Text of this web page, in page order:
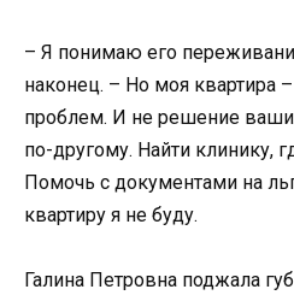
– Я понимаю его
наконец. – Но моя квартира
проблем. И не решение
по-другому. Найти клинику,
Помочь с документами на
квартиру я не буду.
Галина Петровна поджала